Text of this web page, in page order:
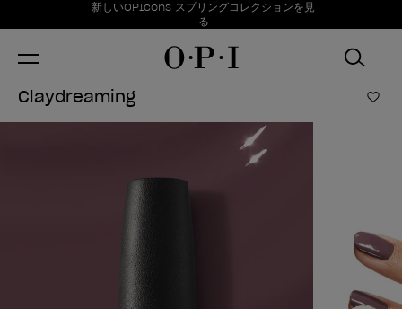
お得情報新しいOPIcons スプリングコレクションを見
る
Item 1 of 1
Claydreaming ほ